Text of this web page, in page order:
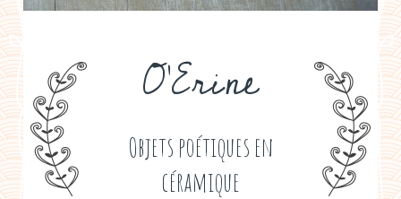
O'Erine
Objets poétiques en
céramique